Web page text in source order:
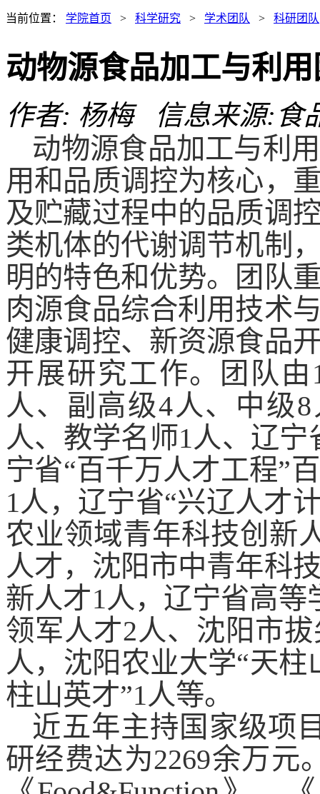
当前位置： 学院首页 > 科学研究 > 学术团队 > 科研团队
动物源食品加工与利
作者: 杨梅 信息来源:食
动物源食品加工与利
用和品质调控为核心，
及贮藏过程中的品质调
类机体的代谢调节机制
明的特色和优势。团队
肉源食品综合利用技术
健康调控、新资源食品
开展研究工作。团队由
人、副高级4人、中级
人、教学名师1人、辽
宁省“百千万人才工程”
1人，辽宁省“兴辽人才
农业领域青年科技创新
人才，沈阳市中青年科
新人才1人，辽宁省高
领军人才2人、沈阳市
人，沈阳农业大学“天
柱山英才”1人等。
近五年主持国家级项
研经费达为2269余万元